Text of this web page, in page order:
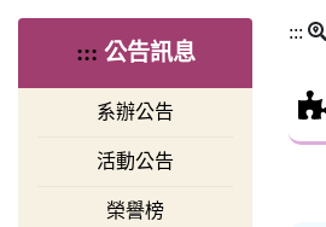
::: 公告訊息
系辦公告
活動公告
榮譽榜
:::